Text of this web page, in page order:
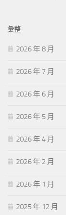
彙整
2026 年 8 月
2026 年 7 月
2026 年 6 月
2026 年 5 月
2026 年 4 月
2026 年 2 月
2026 年 1 月
2025 年 12 月